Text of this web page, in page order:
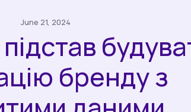
June 21, 2024
бренду з